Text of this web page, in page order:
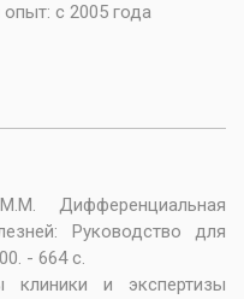
с 2005 года
Дифференциальная
Руководство для
- 664 с.
клиники и экспертизы